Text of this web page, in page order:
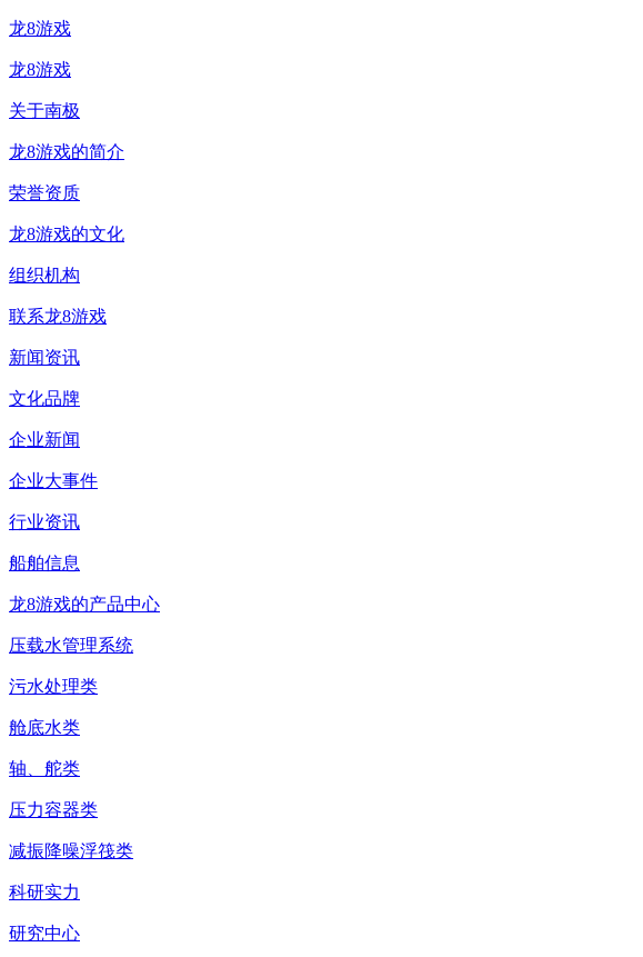
龙8游戏
龙8游戏
关于南极
龙8游戏的简介
荣誉资质
龙8游戏的文化
组织机构
联系龙8游戏
新闻资讯
文化品牌
企业新闻
企业大事件
行业资讯
船舶信息
龙8游戏的产品中心
压载水管理系统
污水处理类
舱底水类
轴、舵类
压力容器类
减振降噪浮筏类
科研实力
研究中心